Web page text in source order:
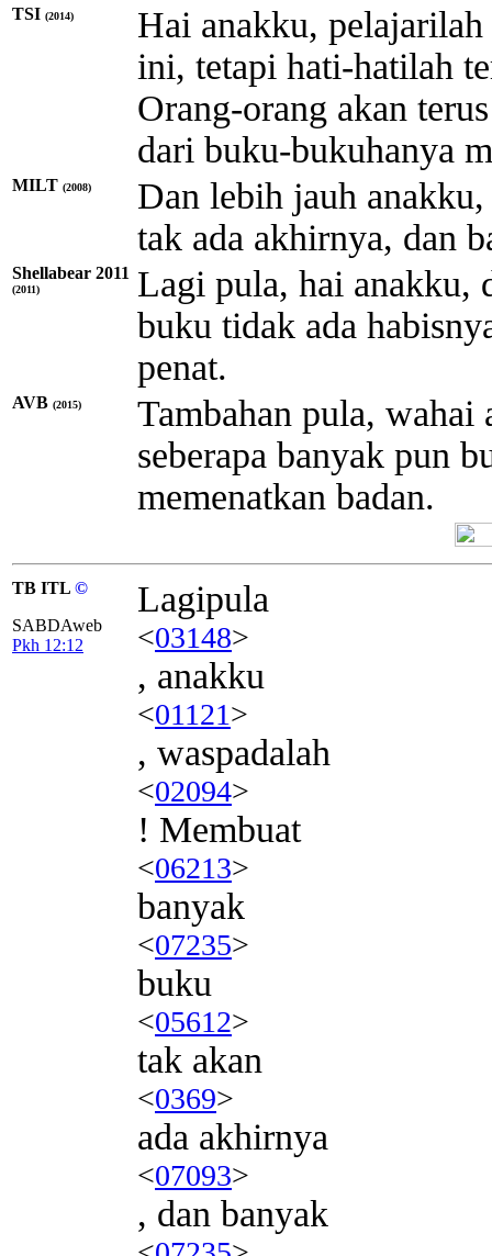
TSI (2014)
Hai anakku,
ini, tetapi hati-hatilah
Orang-orang akan
dari buku-bukuhanya
MILT (2008)
Dan lebih jauh
tak ada akhirnya, dan
Shellabear 2011
(2011)
Lagi pula, hai anakku,
buku tidak ada
penat.
AVB (2015)
Tambahan pula,
seberapa banyak pun
memenatkan badan.
TB ITL ©
SABDAweb
Pkh 12:12
Lagipula
<03148>
, anakku
<01121>
, waspadalah
<02094>
! Membuat
<06213>
banyak
<07235>
buku
<05612>
tak akan
<0369>
ada akhirnya
<07093>
, dan banyak